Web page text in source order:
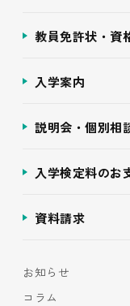
教員免許状・資
入学案内
説明会・個別相
入学検定料のお
資料請求
お知らせ
コラム